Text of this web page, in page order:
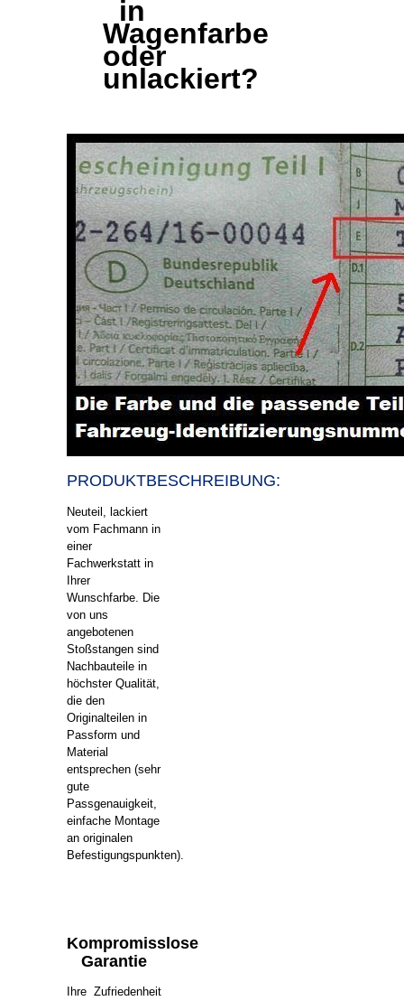
in
Wagenfarbe
oder
unlackiert?
PRODUKTBESCHREIBUNG:
Neuteil, lackiert
vom Fachmann in
einer
Fachwerkstatt in
Ihrer
Wunschfarbe. Die
von uns
angebotenen
Stoßstangen sind
Nachbauteile in
höchster Qualität,
die den
Originalteilen in
Passform und
Material
entsprechen (sehr
gute
Passgenauigkeit,
einfache Montage
an originalen
Befestigungspunkten).
Kompromisslose
Garantie
Ihre Zufriedenheit